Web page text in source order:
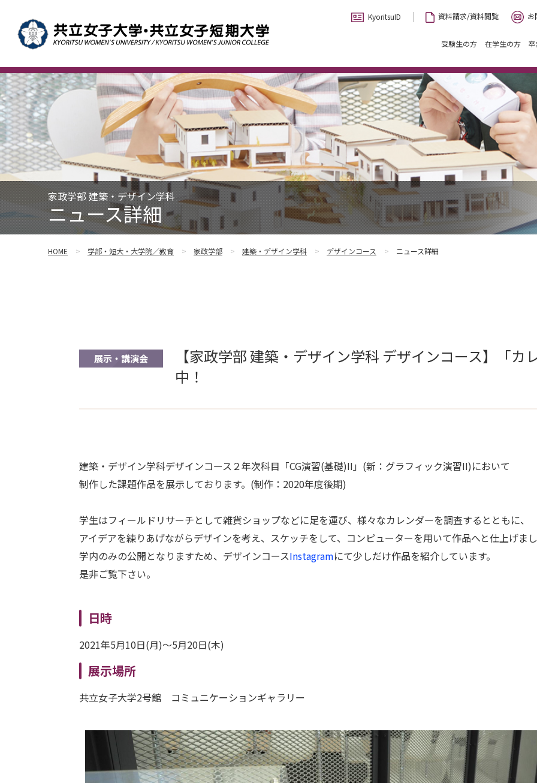
KyoritsuID 資料請求/資料閲覧 お
受験生の方 在学生の方
家政学部 建築・デザイン学科
ニュース詳細
HOME 学部・短大・大学院／教育 家政学部 建築・デザイン学科 デザインコース ニュース詳細
展示・講演会
【家政学部 建築・デザイン学科 デザインコース】「
中！
建築・デザイン学科デザインコース２年次科目「CG演習(基礎)II」(新：グラフィック演習II)において
制作した課題作品を展示しております。(制作：2020年度後期)
学生はフィールドリサーチとして雑貨ショップなどに足を運び、様々なカレンダーを調査するとともに、
アイデアを練りあげながらデザインを考え、スケッチをして、コンピューターを用いて作品へと仕上げま
学内のみの公開となりますため、デザインコースInstagramにて少しだけ作品を紹介しています。
是非ご覧下さい。
日時
2021年5月10日(月)〜5月20日(木)
展示場所
共立女子大学2号館 コミュニケーションギャラリー